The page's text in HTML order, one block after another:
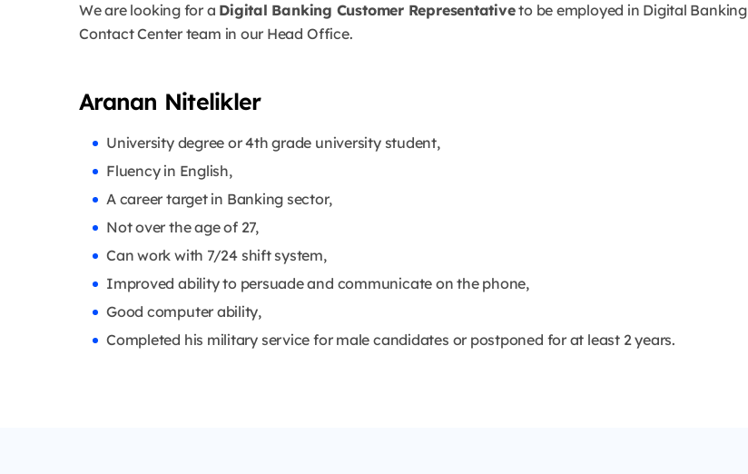
We are looking for a Digital Banking Customer Representativeto be employed in Digital Banking
Contact Center team in our Head Office.
Aranan Nitelikler
University degree or 4th grade university student,
Fluency in English,
A career target in Banking sector,
Not over the age of 27,
Can work with 7/24 shift system,
Improved ability to persuade and communicate on the phone,
Good computer ability,
Completed his military service for male candidates or postponed for at least 2 years.